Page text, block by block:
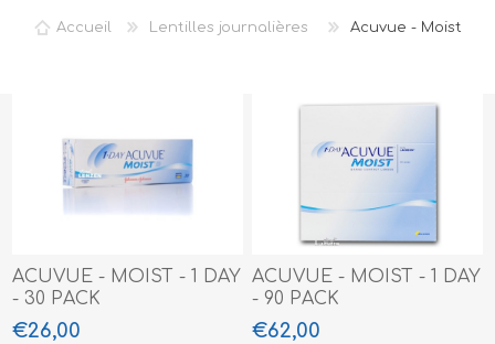
CONNEXION
Accueil Lentilles journalières Acuvue - Moist
ACUVUE - MOIST - 1 DAY
- 30 PACK
€26,00
ACUVUE - MOIST - 1 DAY
- 90 PACK
€62,00